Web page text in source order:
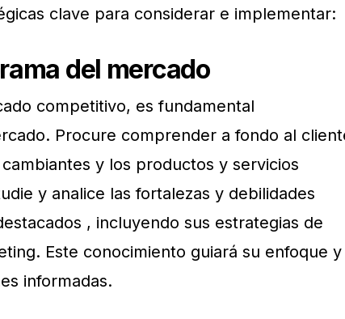
clave para considerar e implementar:
del mercado
competitivo, es fundamental
Procure comprender a fondo al
y los productos y servicios
y analice las fortalezas y debilidades
, incluyendo sus estrategias de
Este conocimiento guiará su enfoque y
informadas.